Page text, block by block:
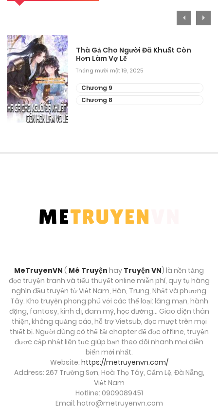
Thà Gả Cho Người Đã Khuất Còn
Hơn Làm Vợ Lẽ
Tháng mười một 19, 2025
Chương 9
Chương 8
MeTruyenVN ( Mê Truyện hay Truyện VN) là nền tảng
đọc truyện tranh và tiểu thuyết online miễn phí, quy tụ hàng
nghìn đầu truyện từ Việt Nam, Hàn, Trung, Nhật và phương
Tây. Kho truyện phong phú với các thể loại: lãng mạn, hành
động, fantasy, kinh dị, đam mỹ, học đường… Giao diện thân
thiện, không quảng cáo, hỗ trợ Vietsub, đọc mượt trên mọi
thiết bị. Người dùng có thể tải chapter để đọc offline, truyện
được cập nhật liên tục giúp bạn theo dõi nhanh mọi diễn
biến mới nhất.
Website: https://metruyenvn.com/
Address: 267 Trường Sơn, Hoà Thọ Tây, Cẩm Lệ, Đà Nẵng,
Việt Nam
Hotline: 0909089451
Email: hotro@metruyenvn.com